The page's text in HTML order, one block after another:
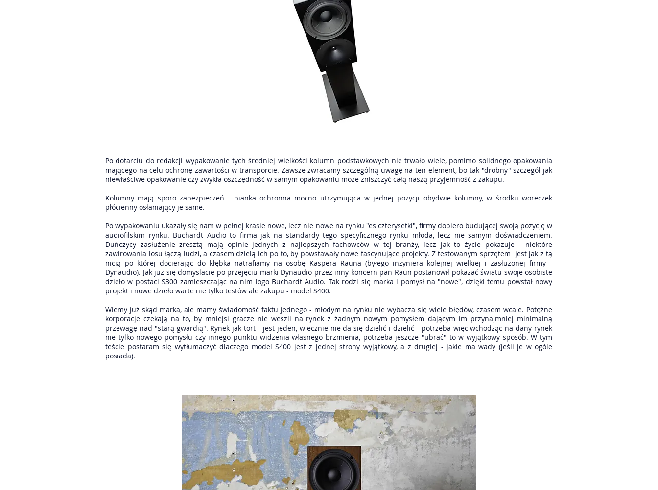
Po dotarciu do redakcji wypakowanie tych średniej wielkości kolumn podstawkowych nie trwało wiele, pomimo solidnego opakowania
mającego na celu ochronę zawartości w transporcie. Zawsze zwracamy szczególną uwagę na ten element, bo tak "drobny" szczegół jak
niewłaściwe opakowanie czy zwykła oszczędność w samym opakowaniu może zniszczyć całą naszą przyjemność z zakupu.
Kolumny mają sporo zabezpieczeń - pianka ochronna mocno utrzymująca w jednej pozycji obydwie kolumny, w środku woreczek
płócienny osłaniający je same.
Po wypakowaniu ukazały się nam w pełnej krasie nowe, lecz nie nowe na rynku "es czterysetki", firmy dopiero budującej swoją pozycję w
audiofilskim rynku. Buchardt Audio to firma jak na standardy tego specyficznego rynku młoda, lecz nie samym doświadczeniem.
Duńczycy zasłużenie zresztą mają opinie jednych z najlepszych fachowców w tej branży, lecz jak to życie pokazuje - niektóre
zawirowania losu łączą ludzi, a czasem dzielą ich po to, by powstawały nowe fascynujące projekty. Z testowanym sprzętem jest jak z tą
nicią po której docierając do kłębka natrafiamy na osobę Kaspera Rauna (byłego inżyniera kolejnej wielkiej i zasłużonej firmy -
Dynaudio). Jak już się domyslacie po przejęciu marki Dynaudio przez inny koncern pan Raun postanowił pokazać światu swoje osobiste
dzieło w postaci S300 zamieszczając na nim logo Buchardt Audio. Tak rodzi się marka i pomysł na "nowe", dzięki temu powstał nowy
projekt i nowe dzieło warte nie tylko testów ale zakupu - model S400.
Wiemy już skąd marka, ale mamy świadomość faktu jednego - młodym na rynku nie wybacza się wiele błędów, czasem wcale. Potężne
korporacje czekają na to, by mniejsi gracze nie weszli na rynek z żadnym nowym pomysłem dającym im przynajmniej minimalną
przewagę nad "starą gwardią". Rynek jak tort - jest jeden, wiecznie nie da się dzielić i dzielić - potrzeba więc wchodząc na dany rynek
nie tylko nowego pomysłu czy innego punktu widzenia własnego brzmienia, potrzeba jeszcze "ubrać" to w wyjątkowy sposób. W tym
teście postaram się wytłumaczyć dlaczego model S400 jest z jednej strony wyjątkowy, a z drugiej - jakie ma wady (jeśli je w ogóle
posiada).